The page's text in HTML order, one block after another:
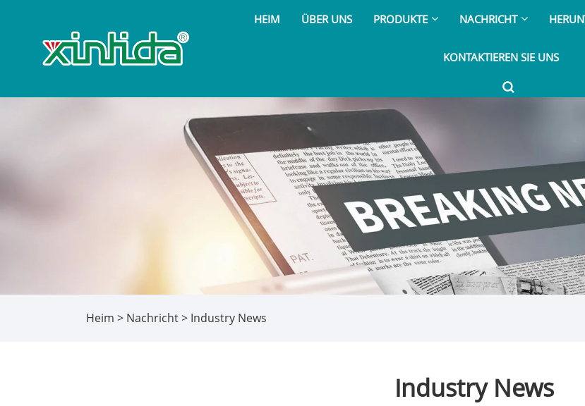
HEIM ÜBER UNS PRODUKTE NACHRICHT
KONTAKTIEREN SIE UNS
Heim > Nachricht> Industry News
Industry News